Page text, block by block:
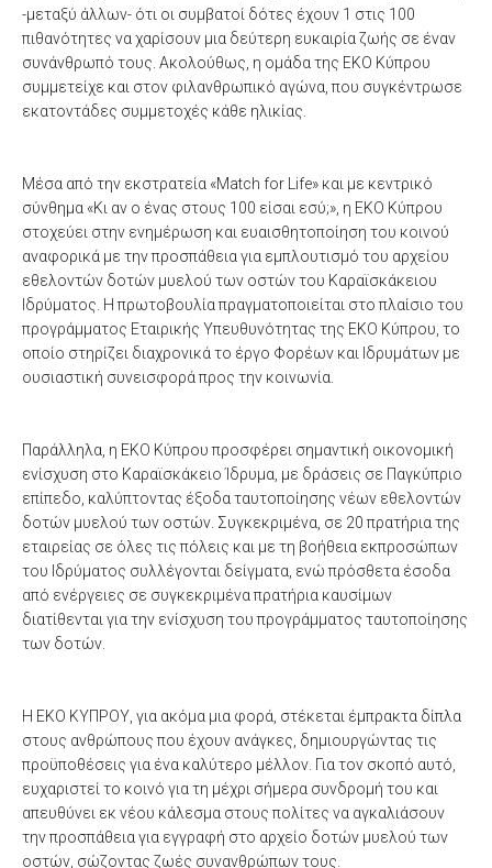
-μεταξύ άλλων- ότι οι συμβατοί δότες έχουν 1 στις 100
πιθανότητες να χαρίσουν μια δεύτερη ευκαιρία ζωής σε έναν
συνάνθρωπό τους. Ακολούθως, η ομάδα της ΕΚΟ Κύπρου
συμμετείχε και στον φιλανθρωπικό αγώνα, που συγκέντρωσε
εκατοντάδες συμμετοχές κάθε ηλικίας.
Μέσα από την εκστρατεία «Match for Life» και με κεντρικό
σύνθημα «Κι αν ο ένας στους 100 είσαι εσύ;», η ΕΚΟ Κύπρου
στοχεύει στην ενημέρωση και ευαισθητοποίηση του κοινού
αναφορικά με την προσπάθεια για εμπλουτισμό του αρχείου
εθελοντών δοτών μυελού των οστών του Καραϊσκάκειου
Ιδρύματος. Η πρωτοβουλία πραγματοποιείται στο πλαίσιο του
προγράμματος Εταιρικής Υπευθυνότητας της ΕΚΟ Κύπρου, το
οποίο στηρίζει διαχρονικά το έργο Φορέων και Ιδρυμάτων με
ουσιαστική συνεισφορά προς την κοινωνία.
Παράλληλα, η ΕΚΟ Κύπρου προσφέρει σημαντική οικονομική
ενίσχυση στο Καραϊσκάκειο Ίδρυμα, με δράσεις σε Παγκύπριο
επίπεδο, καλύπτοντας έξοδα ταυτοποίησης νέων εθελοντών
δοτών μυελού των οστών. Συγκεκριμένα, σε 20 πρατήρια της
εταιρείας σε όλες τις πόλεις και με τη βοήθεια εκπροσώπων
του Ιδρύματος συλλέγονται δείγματα, ενώ πρόσθετα έσοδα
από ενέργειες σε συγκεκριμένα πρατήρια καυσίμων
διατίθενται για την ενίσχυση του προγράμματος ταυτοποίησης
των δοτών.
Η ΕΚΟ ΚΥΠΡΟΥ, για ακόμα μια φορά, στέκεται έμπρακτα δίπλα
στους ανθρώπους που έχουν ανάγκες, δημιουργώντας τις
προϋποθέσεις για ένα καλύτερο μέλλον. Για τον σκοπό αυτό,
ευχαριστεί το κοινό για τη μέχρι σήμερα συνδρομή του και
απευθύνει εκ νέου κάλεσμα στους πολίτες να αγκαλιάσουν
την προσπάθεια για εγγραφή στο αρχείο δοτών μυελού των
οστών, σώζοντας ζωές συνανθρώπων τους.